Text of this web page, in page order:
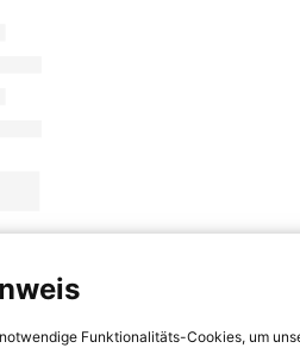
Funktionalitäts-Cookies, um